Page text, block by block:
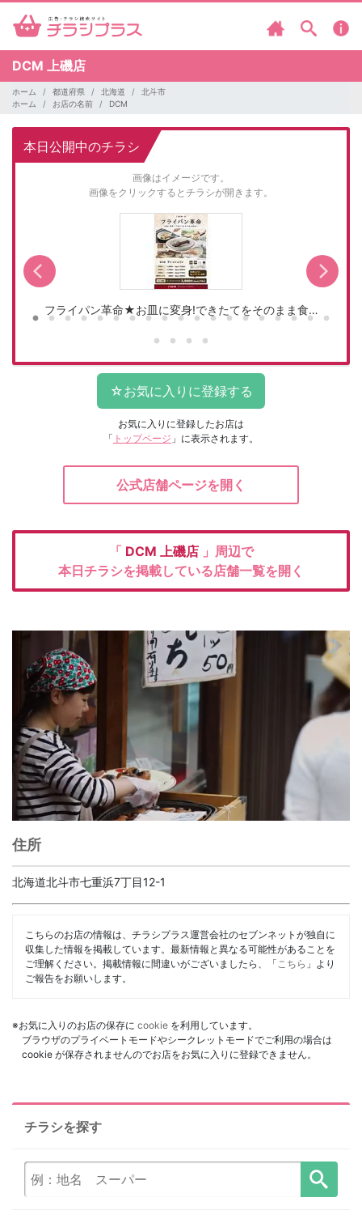
DCM 上磯店
ホーム 都道府県 北海道
北斗市
ホーム
お店の名前 DCM
本日公開中のチラシ
画像はイメージです。
画像をクリックするとチラシが開きます。
フライパン革命★お皿に変身!できたてをそのまま食…
お気に入りに登録したお店は
「 トップページ 」に表示されます。
公式店舗ページを開く
「 DCM 上磯店 」周辺で
本日チラシを掲載している店舗一覧を開く
住所
北海道北斗市七重浜7丁目12-1
こちらのお店の情報は、チラシプラス運営会社のセブンネットが独自に
収集した情報を掲載しています。最新情報と異なる可能性があることを
ご理解ください。掲載情報に間違いがございましたら、「 こちら 」より
ご報告をお願いします。
※お気に入りのお店の保存に cookie を利用しています。
ブラウザのプライベートモードやシークレットモードでご利用の場合は
cookie が保存されませんのでお店をお気に入りに登録できません。
チラシを探す